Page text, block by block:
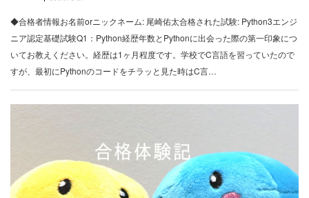
◆合格者情報お名前orニックネーム: 尾崎佑太合格された試験: Python3エンジ
ニア認定基礎試験Q1：Python経歴年数とPythonに出会った際の第一印象につ
いてお教えください。経歴は1ヶ月程度です。学校でC言語を習っていたので
すが、最初にPythonのコードをチラッと見た時はC言…